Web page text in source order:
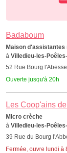
Badaboum
Maison d'assistantes
à Villedieu-les-
52 Rue Bourg
Ouverte jusqu'à 20h
Les Coop'ains
Micro crèche
à Villedieu-les-
39 Rue du Bourg
Fermée, ouvre lundi à